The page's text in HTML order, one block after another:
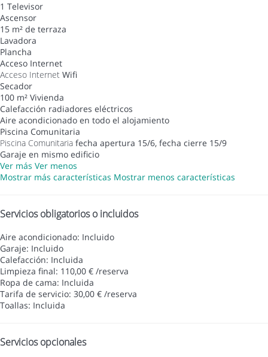
1 Televisor
Ascensor
15 m² de terraza
Lavadora
Plancha
Acceso Internet
Acceso Internet Wifi
Secador
100 m² Vivienda
Calefacción radiadores eléctricos
Aire acondicionado en todo el alojamiento
Piscina Comunitaria
Piscina Comunitaria fecha apertura 15/6, fecha cierre 15/9
Garaje en mismo edificio
Ver más Ver menos
Mostrar más características Mostrar menos características
Servicios obligatorios o incluidos
Aire acondicionado: Incluido
Garaje: Incluido
Calefacción: Incluida
Limpieza final: 110,00 € /reserva
Ropa de cama: Incluida
Tarifa de servicio: 30,00 € /reserva
Toallas: Incluida
Servicios opcionales